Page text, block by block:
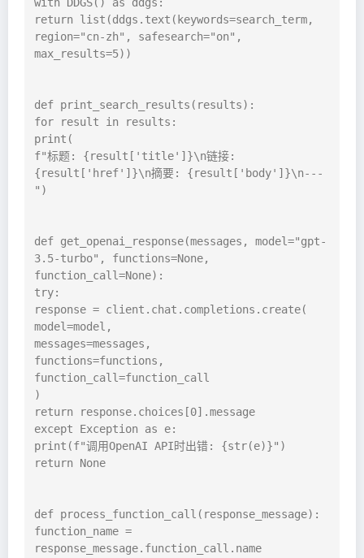
with DDGS() as ddgs:
return list(ddgs.text(keywords=search_term,
region="cn-zh", safesearch="on",
max_results=5))
def print_search_results(results):
for result in results:
print(
f"标题: {result['title']}\n链接:
{result['href']}\n摘要: {result['body']}\n---
")
def get_openai_response(messages, model="gpt-
3.5-turbo", functions=None,
function_call=None):
try:
response = client.chat.completions.create(
model=model,
messages=messages,
functions=functions,
function_call=function_call
)
return response.choices[0].message
except Exception as e:
print(f"调用OpenAI API时出错: {str(e)}")
return None
def process_function_call(response_message):
function_name =
response_message.function_call.name